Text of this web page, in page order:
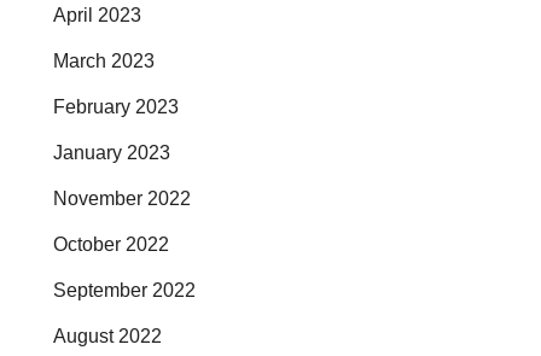
April 2023
March 2023
February 2023
January 2023
November 2022
October 2022
September 2022
August 2022